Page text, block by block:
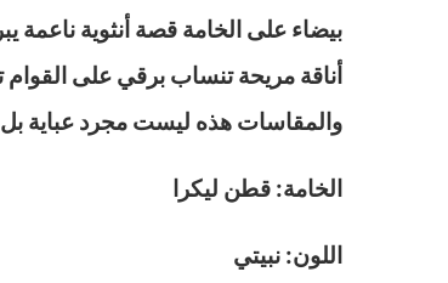
بيضاء على الخامة قصة أنثوية
أناقة مريحة تنساب برقي على
والمقاسات هذه ليست مجرد عباية بل
الخامة: قطن ليكرا
اللون: نبيتي